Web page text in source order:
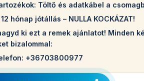
Töltő és adatkábel a
hónap jótállás – NULLA KOCKÁZAT!
ki ezt a remek ajánlatot! Minden
bizalommal:
+36703800977